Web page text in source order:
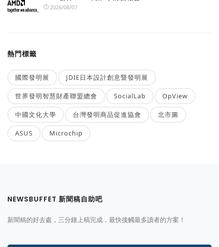
2026/08/07
熱門標籤
國際發明展 JDIE日本設計創意暨發明展
世界發明智慧財產聯盟總會 SocialLab OpView
中國文化大學 台灣發明商品促進協會 北市圖
ASUS Microchip
NEWSBUFFET 新聞稿自助吧
新聞稿的好去處，三分鐘上稿完成，最快接觸最多讀者的方案！